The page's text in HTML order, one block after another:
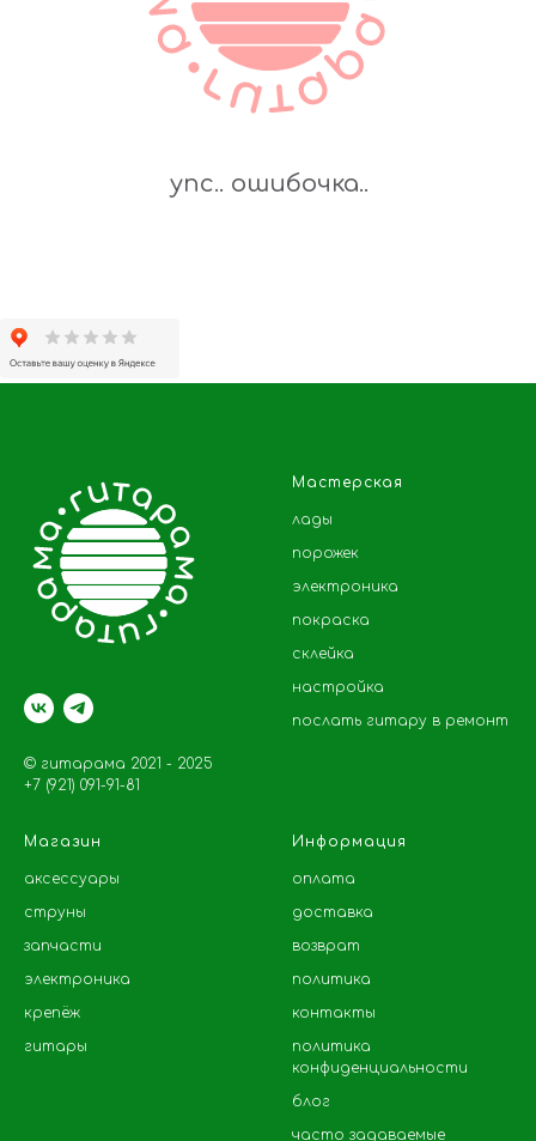
упс.. ошибочка..
© гитарама 2021 - 2025
+7 (921) 091-91-81
Мастерская
лады
порожек
электроника
покраска
склейка
настройка
послать гитару в ремонт
Магазин
аксессуары
струны
запчасти
электроника
крепёж
гитары
Информация
оплата
доставка
возврат
политика
контакты
политика
конфиденциальности
блог
часто задаваемые